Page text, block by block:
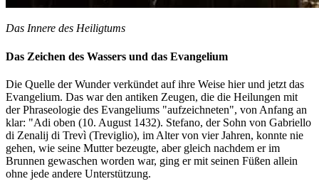
Das Innere des Heiligtums
Das Zeichen des Wassers und das Evangelium
Die Quelle der Wunder verkündet auf ihre Weise hier und jetzt das
Evangelium. Das war den antiken Zeugen, die die Heilungen mit
der Phraseologie des Evangeliums "aufzeichneten", von Anfang an
klar: "Adi oben (10. August 1432). Stefano, der Sohn von Gabriello
di Zenalij di Trevì (Treviglio), im Alter von vier Jahren, konnte nie
gehen, wie seine Mutter bezeugte, aber gleich nachdem er im
Brunnen gewaschen worden war, ging er mit seinen Füßen allein
ohne jede andere Unterstützung.